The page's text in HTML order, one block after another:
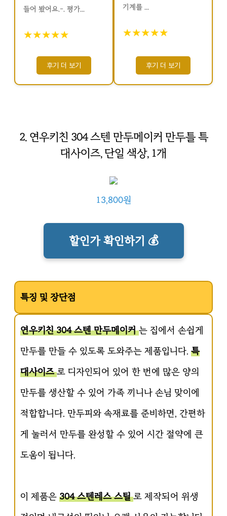
들어 봤어요.-. 평가...
★★★★★
후기 더 보기
기계를 ...
★★★★★
후기 더 보기
2. 연우키친 304 스텐 만두메이커 만두틀 특
대사이즈, 단일 색상, 1개
13,800원
할인가 확인하기 💰
특징 및 장단점
연우키친 304 스텐 만두메이커는 집에서 손쉽게
만두를 만들 수 있도록 도와주는 제품입니다. 특
대사이즈로 디자인되어 있어 한 번에 많은 양의
만두를 생산할 수 있어 가족 끼니나 손님 맞이에
적합합니다. 만두피와 속재료를 준비하면, 간편하
게 눌러서 만두를 완성할 수 있어 시간 절약에 큰
도움이 됩니다.
이 제품은 304 스텐레스 스틸로 제작되어 위생